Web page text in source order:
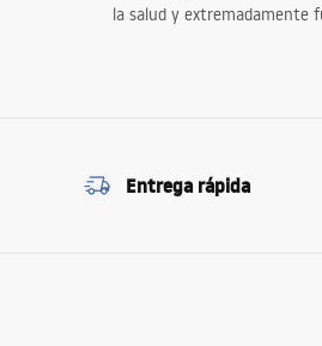
la salud y extremadamente
Entrega rápida